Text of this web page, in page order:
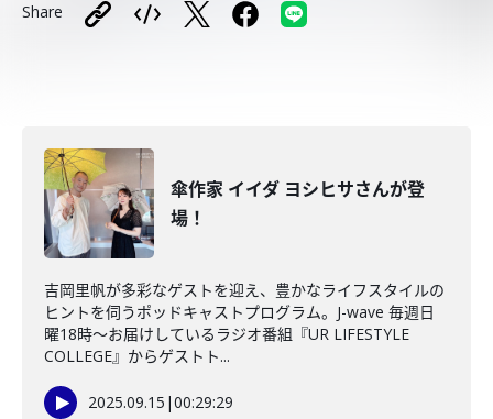
Share
傘作家 イイダ ヨシヒサさんが登
場！
吉岡里帆が多彩なゲストを迎え、豊かなライフスタイルの
ヒントを伺うポッドキャストプログラム。J-wave 毎週日
曜18時～お届けしているラジオ番組『UR LIFESTYLE
COLLEGE』からゲストト...
2025.09.15 |00:29:29